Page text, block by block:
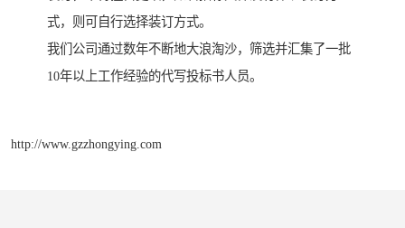
式，则可自行选择装订方式。
我们公司通过数年不断地大浪淘沙，筛选并汇集了一批
10年以上工作经验的代写投标书人员。
http://www.gzzhongying.com